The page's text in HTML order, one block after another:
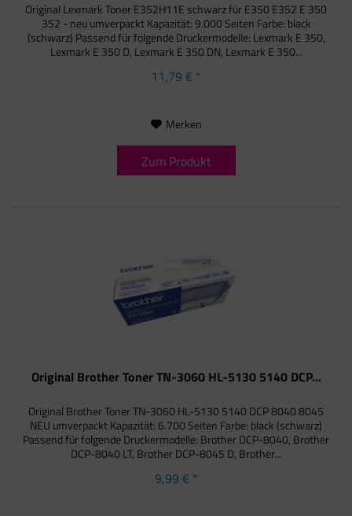
Original Lexmark Toner E352H11E schwarz für E350 E352 E 350
352 - neu umverpackt Kapazität: 9.000 Seiten Farbe: black
(schwarz) Passend für folgende Druckermodelle: Lexmark E 350,
Lexmark E 350 D, Lexmark E 350 DN, Lexmark E 350...
11,79 € *
Merken
Zum Produkt
Original Brother Toner TN-3060 HL-5130 5140 DCP...
Original Brother Toner TN-3060 HL-5130 5140 DCP 8040 8045
NEU umverpackt Kapazität: 6.700 Seiten Farbe: black (schwarz)
Passend für folgende Druckermodelle: Brother DCP-8040, Brother
DCP-8040 LT, Brother DCP-8045 D, Brother...
9,99 € *